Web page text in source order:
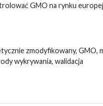
GMO na rynku
zmodyfikowany, GMO,
wykrywania, walidacja